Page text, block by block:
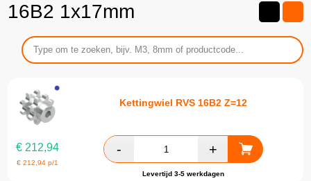
16B2 1x17mm
Kettingwiel RVS 16B2 Z=12
€ 212,94
€212,94 p/1
Levertijd 3-5 werkdagen